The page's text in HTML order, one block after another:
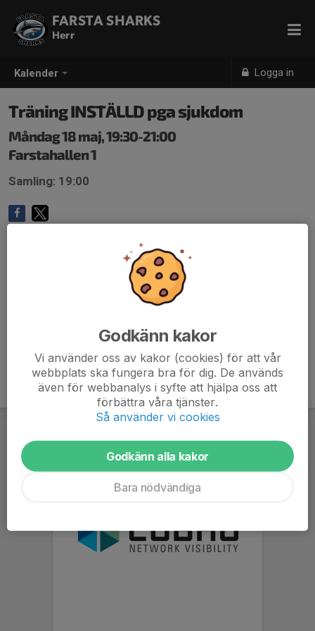
Kalender Logga in
FARSTA SHARKS
Herr
Träning INSTÄLLD pga sjukdom
Måndag 18 maj, 19:30-21:00
Farstahallen 1
Samling: 19:00
Godkänn kakor
Vi använder oss av kakor (cookies) för att vår
webbplats ska fungera bra för dig. De används
även för webbanalys i syfte att hjälpa oss att
förbättra våra tjänster.
Så använder vi cookies
Godkänn alla kakor
Bara nödvändiga